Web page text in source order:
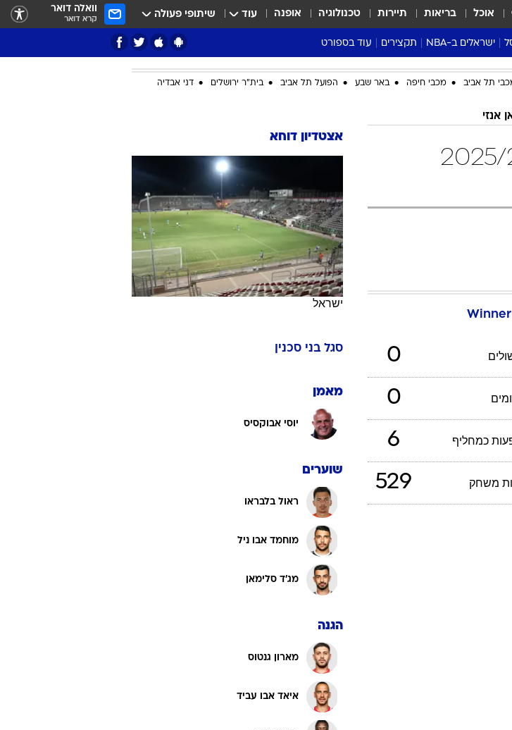
אוכל בריאות תיירות טכנולוגיה אופנה עוד שיתופי פעולה וואלה דואר
קרא דואר
וכדורסל אירופי
ישראל בכדורסל
ישראלים ב-NBA
דני אבדיה
תקצירים עוד בספורט
מונדיאל 2026
NBA
פודקאסטים ציון 3
מעל הטבעת
סערה בממלכה
טראש טוק
ספורט אמריקאי
לוח שידורים
משרד החוץ
יורו צעירות 2013
גולף
תקצירים
תל אביב מכבי חיפה באר שבע הפועל תל אביב בית"ר ירושלים דני אבדיה
אנזי
בטבלת ליגת העל 2025/26
0
0
כמחליף 6
משחק 529
אצטדיון דוחא
ישראל
סגל בני סכנין
מאמן
יוסי אבוקסיס
שוערים
ראול בלבראו
מוחמד אבו ניל
מג'ד סלימאן
הגנה
מארון גנטוס
איאד אבו עביד